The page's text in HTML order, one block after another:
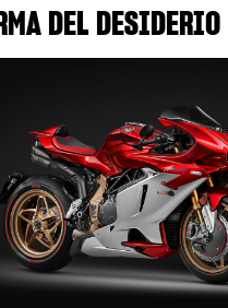
DEL DESIDERIO